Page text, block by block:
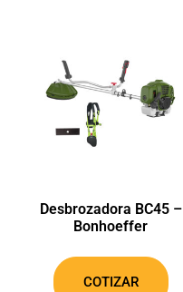
Desbrozadora BC45 –
Bonhoeffer
COTIZAR